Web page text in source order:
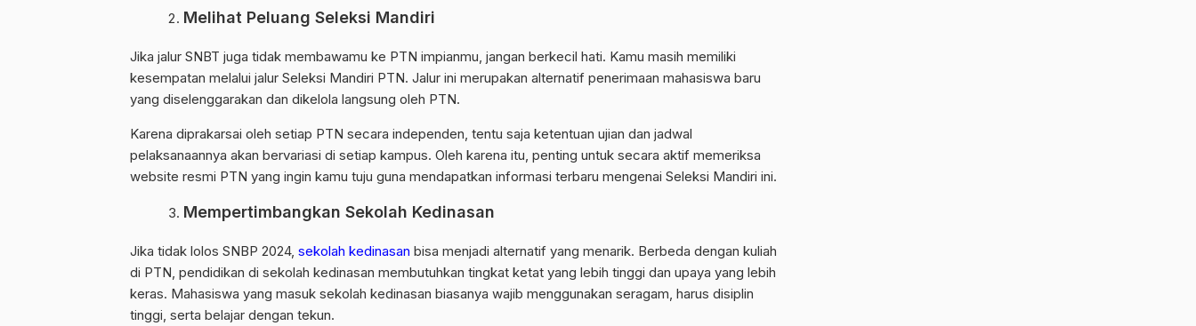
Melihat Peluang Seleksi Mandiri
Jika jalur SNBT juga tidak membawamu ke PTN impianmu, jangan berkecil hati. Kamu masih memiliki
kesempatan melalui jalur Seleksi Mandiri PTN. Jalur ini merupakan alternatif penerimaan mahasiswa baru
yang diselenggarakan dan dikelola langsung oleh PTN.
Karena diprakarsai oleh setiap PTN secara independen, tentu saja ketentuan ujian dan jadwal
pelaksanaannya akan bervariasi di setiap kampus. Oleh karena itu, penting untuk secara aktif memeriksa
website resmi PTN yang ingin kamu tuju guna mendapatkan informasi terbaru mengenai Seleksi Mandiri ini.
Mempertimbangkan Sekolah Kedinasan
Jika tidak lolos SNBP 2024, sekolah kedinasan bisa menjadi alternatif yang menarik. Berbeda dengan kuliah
di PTN, pendidikan di sekolah kedinasan membutuhkan tingkat ketat yang lebih tinggi dan upaya yang lebih
keras. Mahasiswa yang masuk sekolah kedinasan biasanya wajib menggunakan seragam, harus disiplin
tinggi, serta belajar dengan tekun.